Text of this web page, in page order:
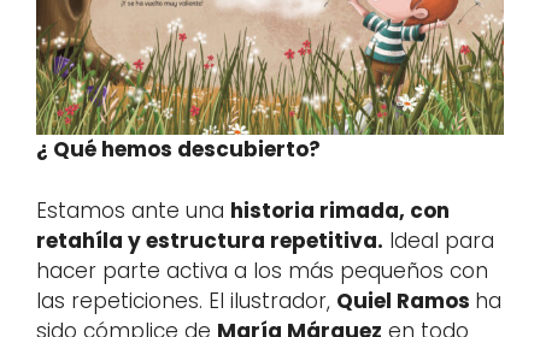
¿ Qué hemos descubierto?
Estamos ante una historia rimada, con
retahíla y estructura repetitiva. Ideal para
hacer parte activa a los más pequeños con
las repeticiones. El ilustrador, Quiel Ramos ha
sido cómplice de María Márquez en todo